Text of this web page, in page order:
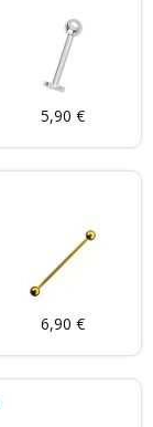
5,90 €
6,90 €